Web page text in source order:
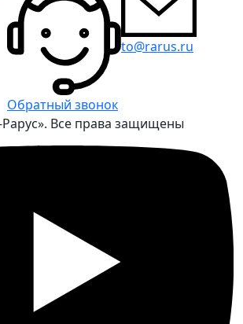
Обратный звонок
to@rarus.ru
Рарус». Все права защищены